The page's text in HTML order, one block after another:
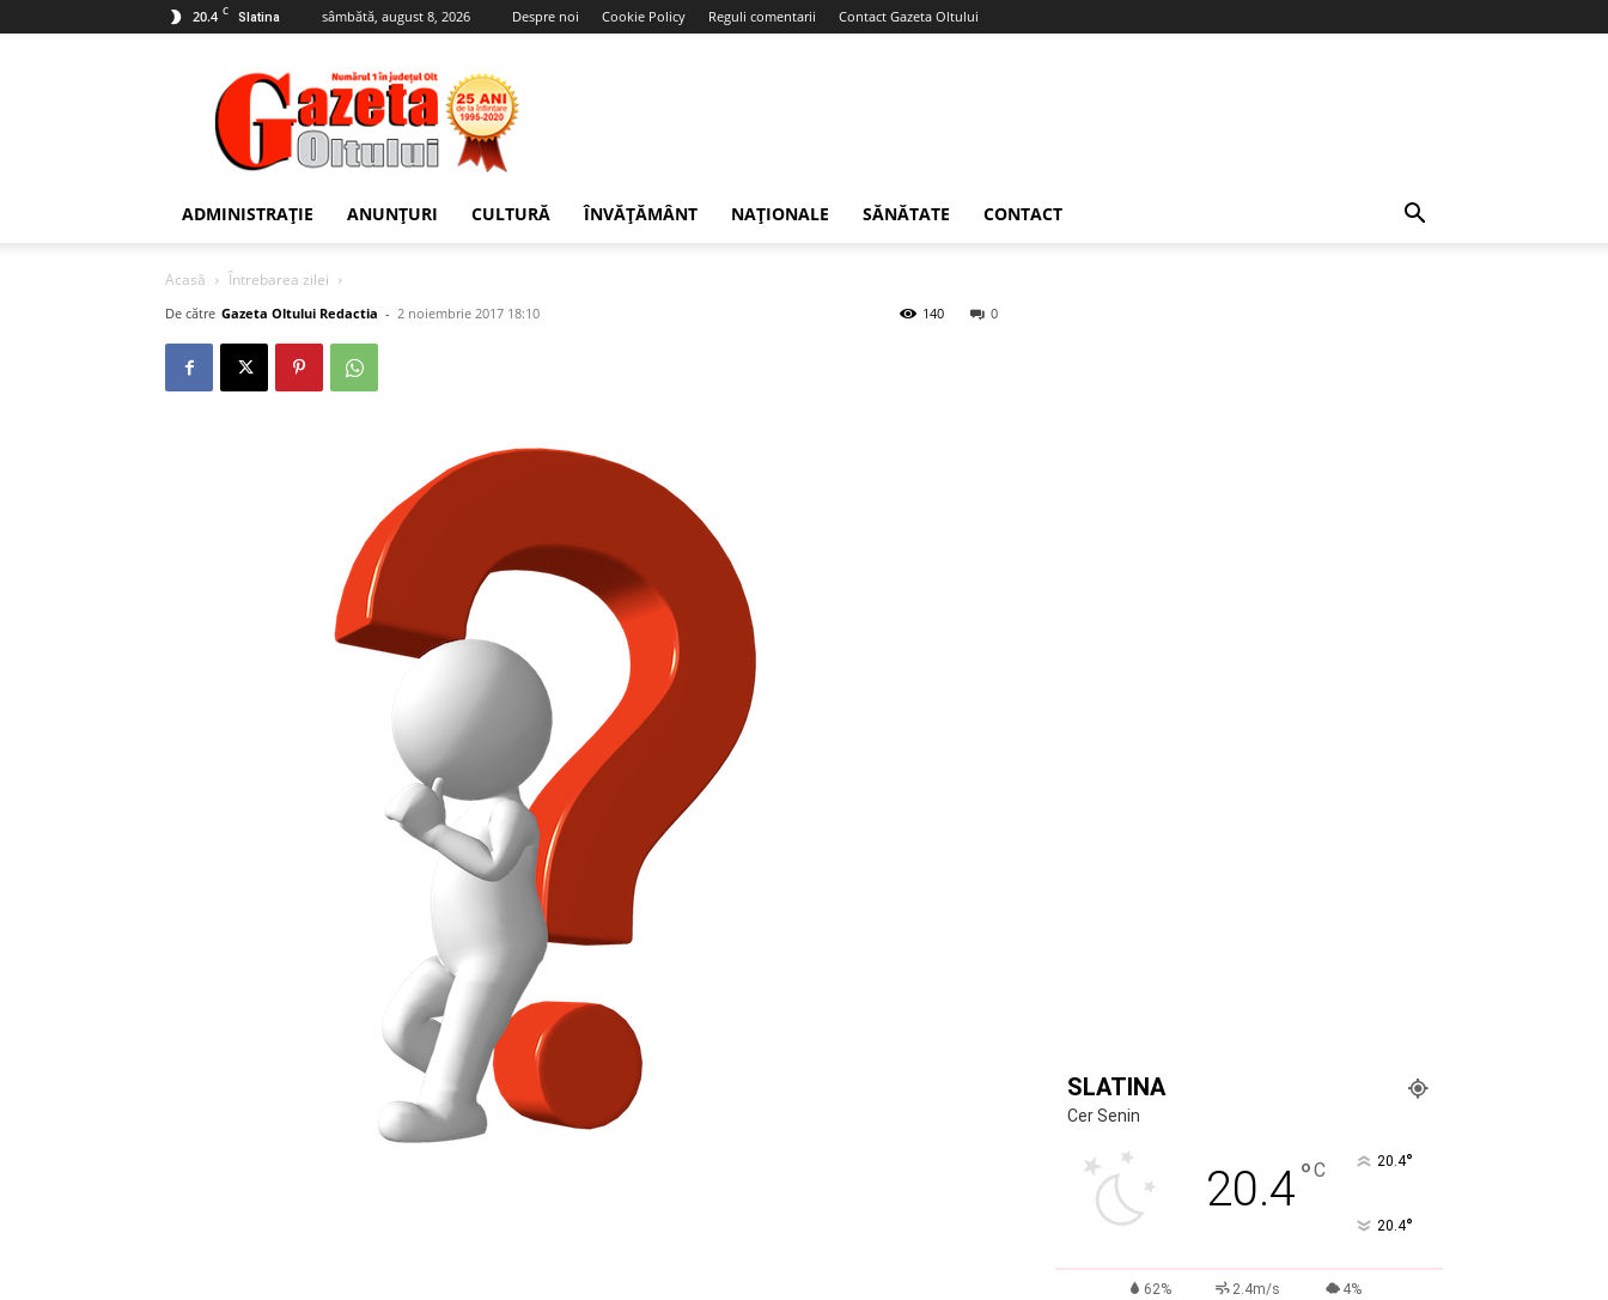
20.4 C Slatina sâmbătă, august 8, 2026 Despre noi Cookie Policy Reguli comentarii Contact Gazeta Oltului
Gazeta
Oltului
ADMINISTRAȚIE ANUNȚURI CULTURĂ ÎNVĂȚĂMÂNT NAȚIONALE SĂNĂTATE CONTACT
Acasă Întrebarea zilei
De către Gazeta Oltului Redactia - 2 noiembrie 2017 18:10 0
140
SLATINA
Cer Senin
20.4°C 20.4°
20.4°
62% 2.4m/s 4%